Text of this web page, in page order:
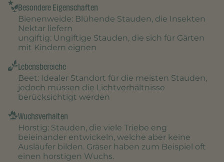
Besondere Eigenschaften
Bienenweide: Blühende Stauden, die Insekten
Nektar liefern
ungiftig: Ungiftige Stauden, die sich für Gärten
mit Kindern eignen
Lebensbereiche
Beet: Idealer Standort für die meisten Stauden,
jedoch müssen die Lichtverhältnisse
berücksichtigt werden
Wuchsverhalten
Horstig: Stauden, die viele Triebe eng
beieinander entwickeln, welche aber keine
Ausläufer bilden. Gräser haben zum Beispiel oft
einen horstigen Wuchs.